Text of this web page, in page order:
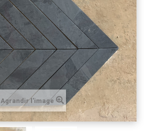
Agrandir l'image